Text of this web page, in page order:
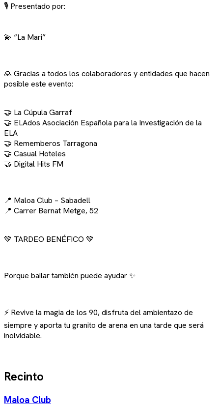
🎙 Presentado por:
💫 “La Mari”
🙏 Gracias a todos los colaboradores y entidades que hacen
posible este evento:
🤝 La Cúpula Garraf
🤝 ELAdos Asociación Española para la Investigación de la
ELA
🤝 Rememberos Tarragona
🤝 Casual Hoteles
🤝 Digital Hits FM
📍 Maloa Club – Sabadell
📍 Carrer Bernat Metge, 52
💚 TARDEO BENÉFICO 💚
Porque bailar también puede ayudar ✨
⚡ Revive la magia de los 90, disfruta del ambientazo de
siempre y aporta tu granito de arena en una tarde que será
inolvidable.
Recinto
Maloa Club